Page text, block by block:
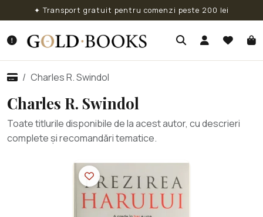
✦ Transport gratuit pentru comenzi peste 200 lei
Charles R. Swindol
Charles R. Swindol
Toate titlurile disponibile de la acest autor, cu descrieri
complete și recomandări tematice.